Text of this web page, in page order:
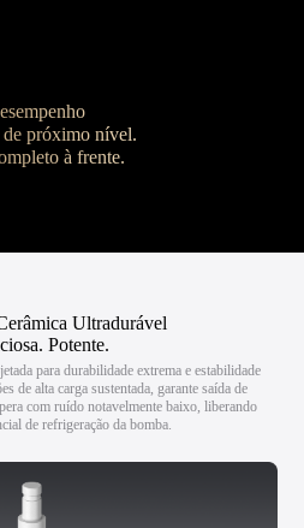
de próximo nível.
à frente.
Ultradurável
Potente.
para durabilidade extrema e estabilidade
de alta carga sustentada, garante saída de
com ruído notavelmente baixo, liberando
de refrigeração da bomba.